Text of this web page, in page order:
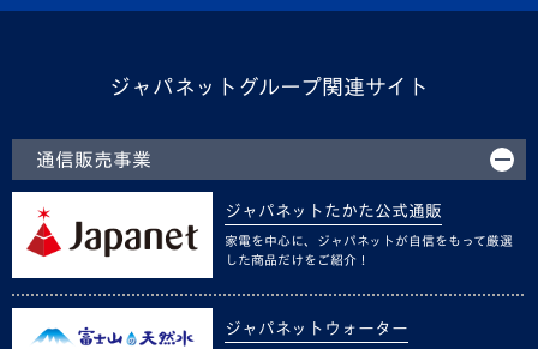
ジャパネットグループ関連サイト
通信販売事業
ジャパネットたかた公式通販
家電を中心に、ジャパネットが自信をもって厳選
した商品だけをご紹介！
ジャパネットウォーター